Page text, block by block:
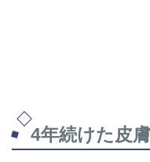
4年続けた皮